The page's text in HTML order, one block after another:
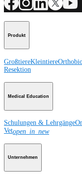
Produkt
GroßtiereKleintiere
Resektion
Medical Education
Schulungen & Lehrgänge
Vetopen_in_new
Unternehmen